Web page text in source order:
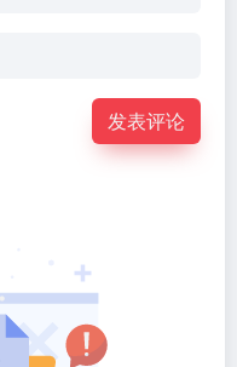
发表评论